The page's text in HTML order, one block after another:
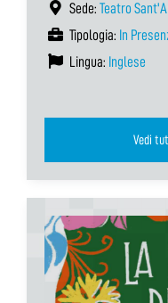
Sede: Teatro
Tipologia: In
Lingua: Inglese
Vedi